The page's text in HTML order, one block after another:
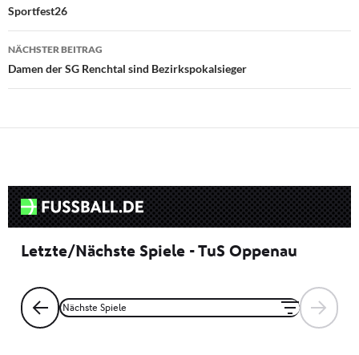
Sportfest26
NÄCHSTER BEITRAG
Damen der SG Renchtal sind Bezirkspokalsieger